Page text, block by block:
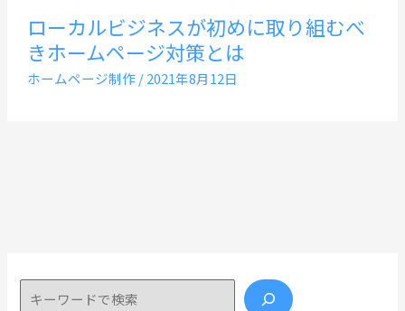
ローカルビジネスが初めに取り組むべ
きホームページ対策とは
ホームページ制作/2021年8月12日
検索